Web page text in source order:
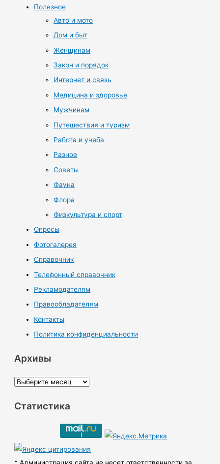
Полезное
Авто и мото
Дом и быт
Женщинам
Закон и порядок
Интернет и связь
Медицина и здоровье
Мужчинам
Путешествия и туризм
Работа и учеба
Разное
Советы
Фауна
Флора
Физкультура и спорт
Опросы
Фотогалерея
Справочник
Телефонный справочник
Рекламодателям
Правообладателям
Контакты
Политика конфиденциальности
Архивы
А
х
ы
Статистика